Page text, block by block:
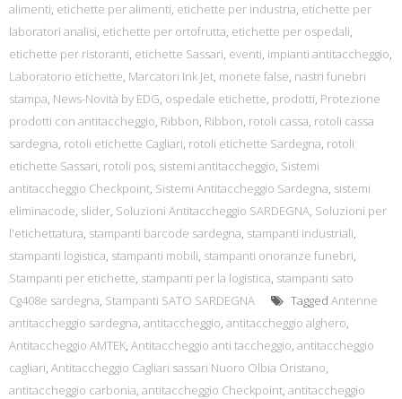
alimenti, etichette per alimenti, etichette per industria, etichette per
laboratori analisi, etichette per ortofrutta, etichette per ospedali,
etichette per ristoranti, etichette Sassari, eventi, impianti antitaccheggio,
Laboratorio etichette, Marcatori Ink Jet, monete false, nastri funebri
stampa, News-Novità by EDG, ospedale etichette, prodotti, Protezione
prodotti con antitaccheggio, Ribbon, Ribbon, rotoli cassa, rotoli cassa
sardegna, rotoli etichette Cagliari, rotoli etichette Sardegna, rotoli
etichette Sassari, rotoli pos, sistemi antitaccheggio, Sistemi
antitaccheggio Checkpoint, Sistemi Antitaccheggio Sardegna, sistemi
eliminacode, slider, Soluzioni Antitaccheggio SARDEGNA, Soluzioni per
l'etichettatura, stampanti barcode sardegna, stampanti industriali,
stampanti logistica, stampanti mobili, stampanti onoranze funebri,
Stampanti per etichette, stampanti per la logistica, stampanti sato
Cg408e sardegna, Stampanti SATO SARDEGNA Tagged Antenne
antitaccheggio sardegna, antitaccheggio, antitaccheggio alghero,
Antitaccheggio AMTEK, Antitaccheggio anti taccheggio, antitaccheggio
cagliari, Antitaccheggio Cagliari sassari Nuoro Olbia Oristano,
antitaccheggio carbonia, antitaccheggio Checkpoint, antitaccheggio